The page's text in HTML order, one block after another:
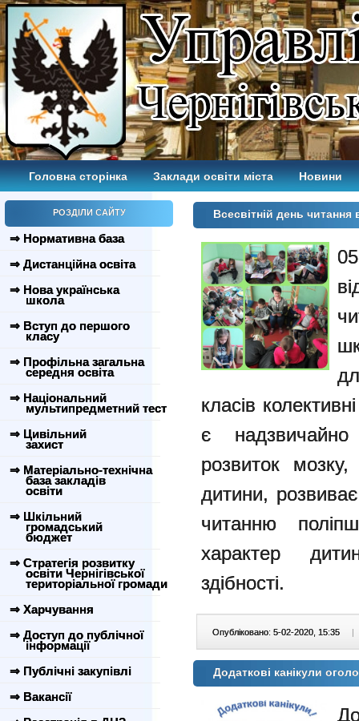
Головна сторінка Заклади освіти міста Новини
РОЗДІЛИ САЙТУ
⇒ Нормативна база
⇒ Дистанційна освіта
⇒ Нова українська
школа
⇒ Вступ до першого
класу
⇒ Профільна загальна
середня освіта
⇒ Національний
мультипредметний тест
⇒ Цивільний
захист
⇒ Матеріально-технічна
база закладів
освіти
⇒ Шкільний
громадський
бюджет
⇒ Стратегія розвитку
освіти Чернігівської
територіальної громади
⇒ Харчування
⇒ Доступ до публічної
інформації
⇒ Публічні закупівлі
⇒ Вакансії
Всесвітній день
класів
є
розвиток
дитини,
читанню
характер
здібності.
Опубліковано: 5-02-2020, 15:35 |
Додаткові канікули